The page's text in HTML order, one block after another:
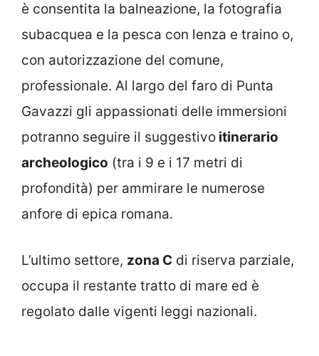
è consentita la balneazione, la fotografia
subacquea e la pesca con lenza e traino o,
con autorizzazione del comune,
professionale. Al largo del faro di Punta
Gavazzi gli appassionati delle immersioni
potranno seguire il suggestivo itinerario
archeologico (tra i 9 e i 17 metri di
profondità) per ammirare le numerose
anfore di epica romana.
L’ultimo settore, zona C di riserva parziale,
occupa il restante tratto di mare ed è
regolato dalle vigenti leggi nazionali.